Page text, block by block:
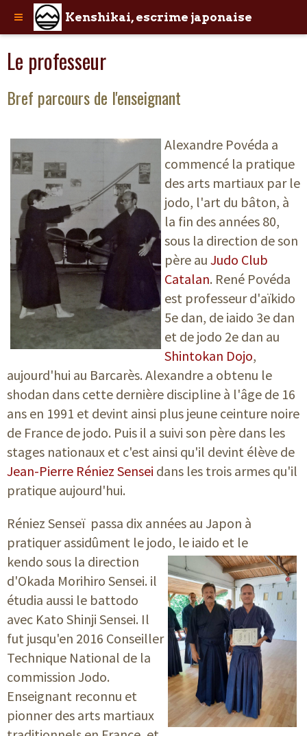
Kenshikai, escrime japonaise
Le professeur
Bref parcours de l'enseignant
Alexandre Povéda a
commencé la pratique
des arts martiaux par le
jodo, l'art du bâton, à
la fin des années 80,
sous la direction de son
père au Judo Club
Catalan. René Povéda
est professeur d'aïkido
5e dan, de iaido 3e dan
et de jodo 2e dan au
Shintokan Dojo,
aujourd'hui au Barcarès. Alexandre a obtenu le
shodan dans cette dernière discipline à l'âge de 16
ans en 1991 et devint ainsi plus jeune ceinture noire
de France de jodo. Puis il a suivi son père dans les
stages nationaux et c'est ainsi qu'il devint élève de
Jean-Pierre Réniez Sensei dans les trois armes qu'il
pratique aujourd'hui.
Réniez Senseï passa dix années au Japon à
pratiquer assidûment le jodo, le iaido et le
kendo sous la direction
d'Okada Morihiro Sensei. il
étudia aussi le battodo
avec Kato Shinji Sensei. Il
fut jusqu'en 2016 Conseiller
Technique National de la
commission Jodo.
Enseignant reconnu et
pionner des arts martiaux